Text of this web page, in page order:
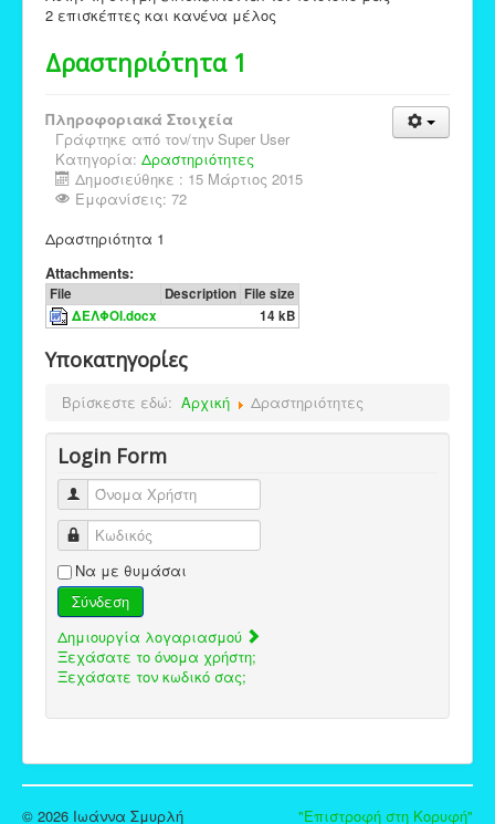
2 επισκέπτες και κανένα μέλος
Δραστηριότητα 1
Πληροφοριακά Στοιχεία
Γράφτηκε από τον/την Super User
Κατηγορία: Δραστηριότητες
Δημοσιεύθηκε : 15 Μάρτιος 2015
Εμφανίσεις: 72
Δραστηριότητα 1
Attachments:
File Description File size
ΔΕΛΦΟΙ.docx
14 kB
Υποκατηγορίες
Βρίσκεστε εδώ: Αρχική Δραστηριότητες
Login Form
Όνομα Χρήστη
Κωδικός
Να με θυμάσαι
Σύνδεση
Δημιουργία λογαριασμού
Ξεχάσατε το όνομα χρήστη;
Ξεχάσατε τον κωδικό σας;
"Επιστροφή στη Κορυφή"
© 2026 Ιωάννα Σμυρλή